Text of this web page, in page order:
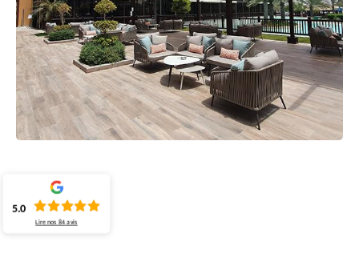
5.0
Lire nos84 avis